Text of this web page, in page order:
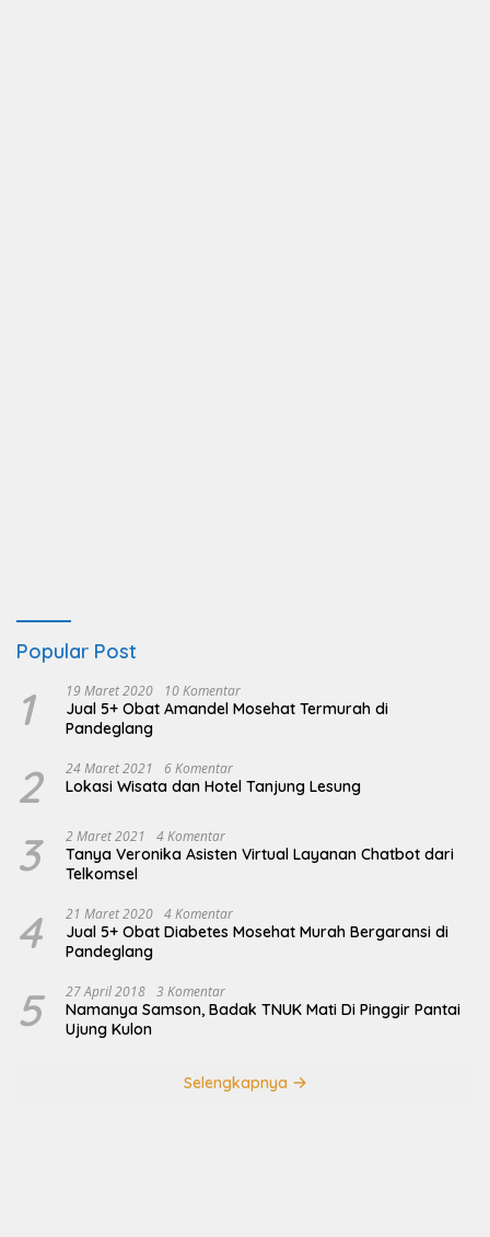
Popular Post
1 19 Maret 2020 10 Komentar
Jual 5+ Obat Amandel Mosehat Termurah di
Pandeglang
2 24 Maret 2021 6 Komentar
Lokasi Wisata dan Hotel Tanjung Lesung
3 2 Maret 2021 4 Komentar
Tanya Veronika Asisten Virtual Layanan Chatbot dari
Telkomsel
4 21 Maret 2020 4 Komentar
Jual 5+ Obat Diabetes Mosehat Murah Bergaransi di
Pandeglang
5 27 April 2018 3 Komentar
Namanya Samson, Badak TNUK Mati Di Pinggir Pantai
Ujung Kulon
Selengkapnya